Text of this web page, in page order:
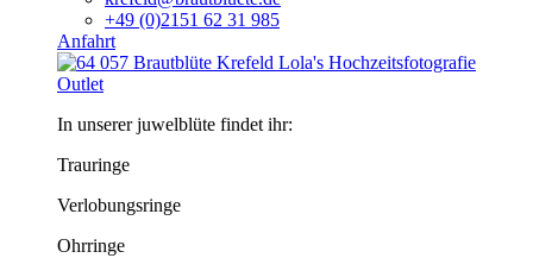
+49 (0)2151 62 31 985
Anfahrt
Outlet
In unserer juwelblüte findet ihr:
Trauringe
Verlobungsringe
Ohrringe